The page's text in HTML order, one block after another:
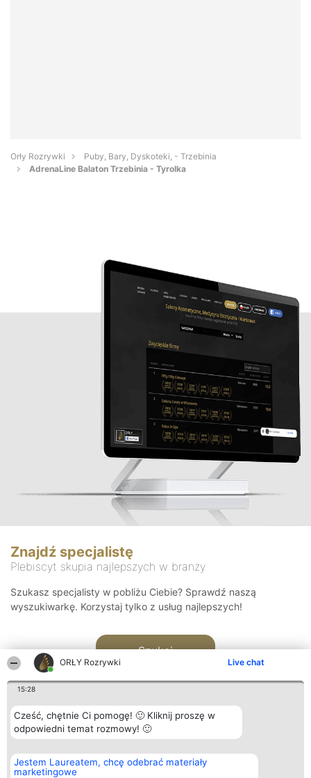
ORŁY Rozrywki Live chat
15:28
Cześć, chętnie Ci pomogę! 🙂 Kliknij proszę w
odpowiedni temat rozmowy! 🙂
Jestem Laureatem, chcę odebrać materiały
marketingowe
Orły Rozrywki
Puby, Bary, Dyskoteki, - Trzebinia
AdrenaLine Balaton Trzebinia - Tyrolka
Znajdź specjalistę
Plebiscyt skupia najlepszych w branży
Szukasz specjalisty w pobliżu Ciebie? Sprawdź naszą
wyszukiwarkę. Korzystaj tylko z usług najlepszych!
Szukaj
Organizator plebiscytu
Bright Side Solutions sp. z o.
o. sp. k.
Plebiscyt
Laureaci
Kontakt
Kontakt